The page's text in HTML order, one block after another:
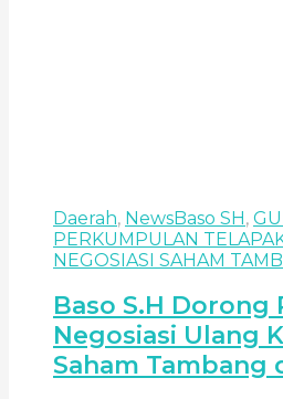
Daerah, NewsBaso SH,
PERKUMPULAN
NEGOSIASI SAHAM
Baso S.H
Negosiasi Ulang
Saham Tambang